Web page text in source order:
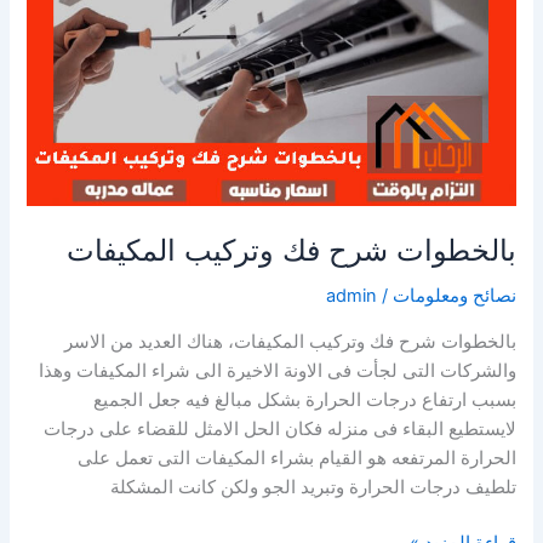
بالخطوات شرح فك وتركيب المكيفات
نصائح ومعلومات /
admin
بالخطوات شرح فك وتركيب المكيفات، هناك العديد من الاسر
والشركات التى لجأت فى الاونة الاخيرة الى شراء المكيفات وهذا
بسبب ارتفاع درجات الحرارة بشكل مبالغ فيه جعل الجميع
لايستطيع البقاء فى منزله فكان الحل الامثل للقضاء على درجات
الحرارة المرتفعه هو القيام بشراء المكيفات التى تعمل على
تلطيف درجات الحرارة وتبريد الجو ولكن كانت المشكلة